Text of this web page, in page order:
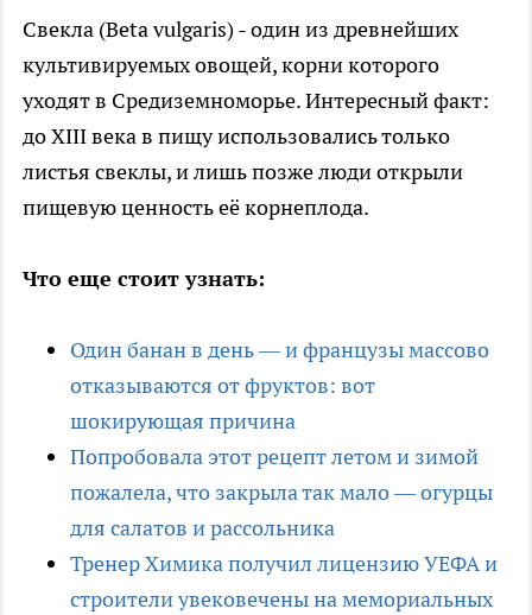
Свекла (Beta vulgaris) - один из древнейших
культивируемых овощей, корни которого
уходят в Средиземноморье. Интересный факт:
до XIII века в пищу использовались только
листья свеклы, и лишь позже люди открыли
пищевую ценность её корнеплода.
Что еще стоит узнать:
Один банан в день — и французы массово
отказываются от фруктов: вот
шокирующая причина
Попробовала этот рецепт летом и зимой
пожалела, что закрыла так мало — огурцы
для салатов и рассольника
Тренер Химика получил лицензию УЕФА и
строители увековечены на мемориальных